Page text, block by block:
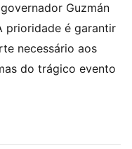
Guzmán
prioridade é garantir
necessário aos
do trágico evento